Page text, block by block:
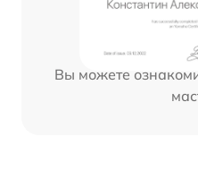
Вы можете